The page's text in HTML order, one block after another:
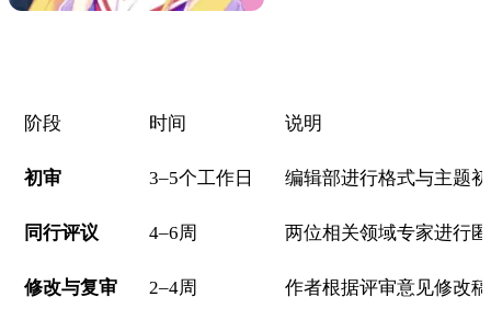
阶段 时间 说明
初审 3–5个工作日 编辑部进行格式与主题
同行评议 4–6周 两位相关领域专家进行
修改与复审 2–4周 作者根据评审意见修改